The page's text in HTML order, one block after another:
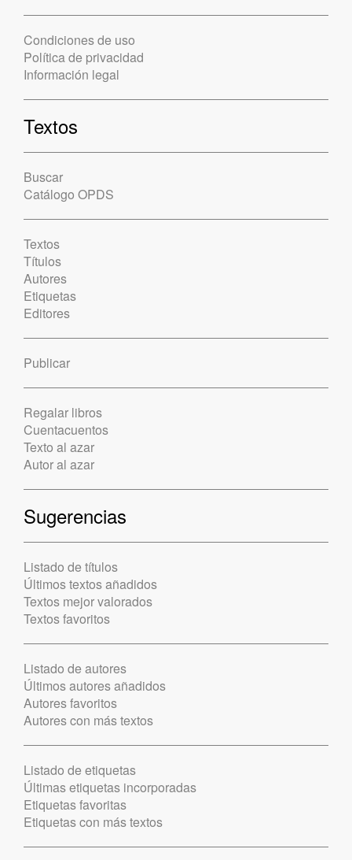
Condiciones de uso
Política de privacidad
Información legal
Textos
Buscar
Catálogo OPDS
Textos
Títulos
Autores
Etiquetas
Editores
Publicar
Regalar libros
Cuentacuentos
Texto al azar
Autor al azar
Sugerencias
Listado de títulos
Últimos textos añadidos
Textos mejor valorados
Textos favoritos
Listado de autores
Últimos autores añadidos
Autores favoritos
Autores con más textos
Listado de etiquetas
Últimas etiquetas incorporadas
Etiquetas favoritas
Etiquetas con más textos